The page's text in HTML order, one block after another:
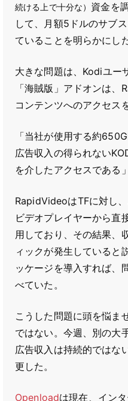
続ける上で十分な） 資金を
して、月額5ドルのサブ
ていることを明らかにした
大きな問題は、Kodiユー
「海賊版」アドオンは
コンテンツへのアクセス
「当社が使用する約
広告収入の得られない
を介したアクセスである
RapidVideoはTFに対し
ビデオプレイヤーから直
用しており、その結果、
ィックが発生していると
ッケージを導入すれば、
べていた。
こうした問題に頭を悩ま
ではない。今週、別の大
広告収入は持続的ではな
更した。
Openloadは現在、イン